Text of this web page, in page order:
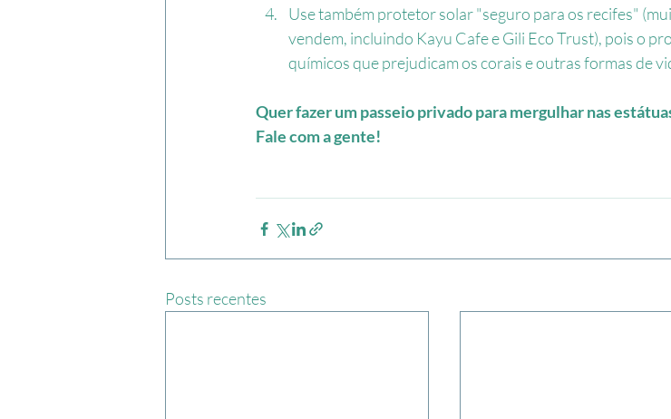
Use também protetor solar "seguro para os recifes"
vendem, incluindo Kayu Cafe e Gili Eco Trust), pois o
químicos que prejudicam os corais e outras formas de
Quer fazer um passeio privado para mergulhar nas está
Fale com a gente!
Posts recentes